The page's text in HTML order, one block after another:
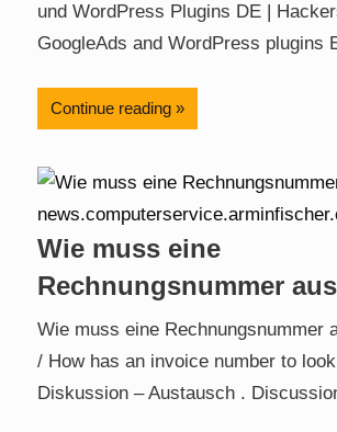
und WordPress Plugins DE |
GoogleAds and WordPress plugins
Continue reading
Wie muss eine
Rechnungsnummer
Wie muss eine Rechnungsnummer
/ How has an invoice number to
Diskussion – Austausch .